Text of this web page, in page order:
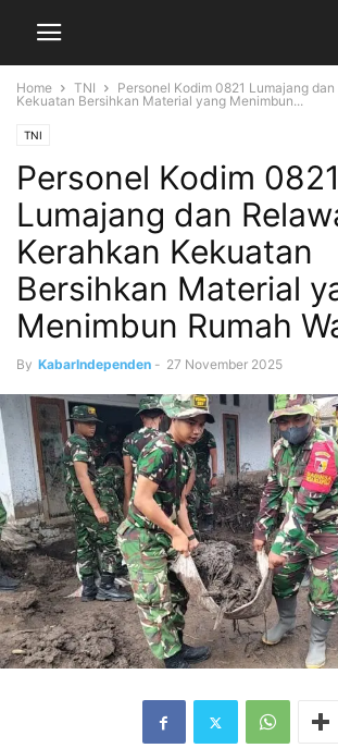
Home TNI
Personel Kodim 0821 Lumajang
Kekuatan Bersihkan Material yang Menimbun...
TNI
Personel Kodim 0821
Lumajang dan
Kerahkan Kekuatan
Bersihkan Material
Menimbun Rumah
By KabarIndependen - 27 November 2025